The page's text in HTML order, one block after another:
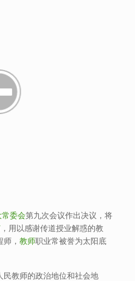
委会第九次会议作出决议，将
，用以感谢传道授业解惑的教
， 教师职业常被誉为太阳底
教师的政治地位和社会地